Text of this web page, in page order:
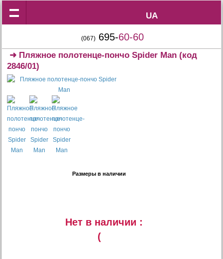
UA
UA
(067) 695-60-60
➜ Пляжное полотенце-пончо Spider Man (код
2846/01)
Размеры в наличии
Нет в наличии :
(